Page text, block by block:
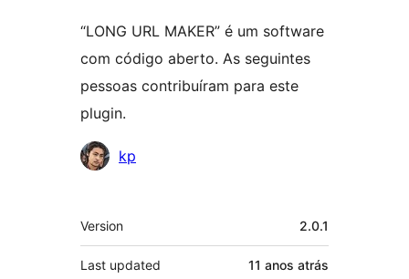
“LONG URL MAKER” é um software
com código aberto. As seguintes
pessoas contribuíram para este
plugin.
Contribuidores
kp
Meta
Version 2.0.1
Last updated 11 anos atrás